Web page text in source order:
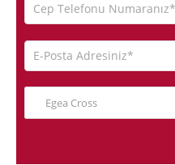
Egea Cross